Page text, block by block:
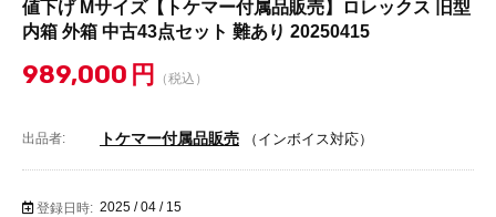
値下げ Mサイズ【トケマー付属品販売】ロレックス 旧型
内箱 外箱 中古43点セット 難あり 20250415
989,000 円 （税込）
出品者: トケマー付属品販売 （インボイス対応）
登録日時: 2025 / 04 / 15